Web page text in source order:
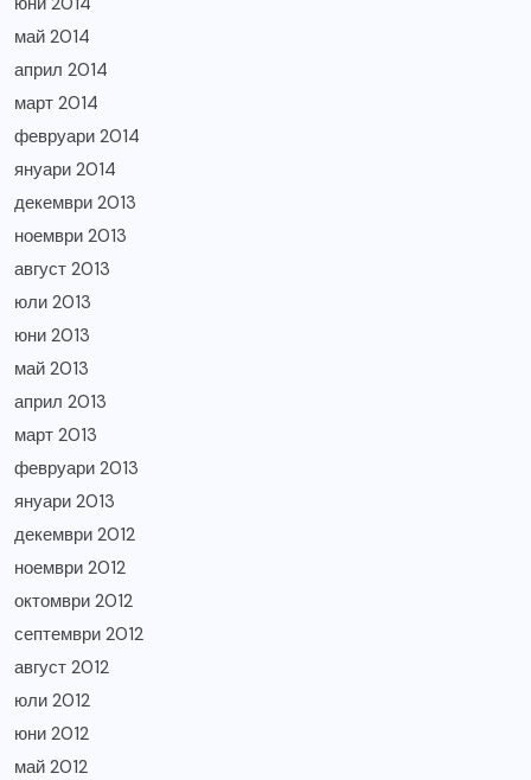
май 2014
април 2014
март 2014
февруари 2014
януари 2014
декември 2013
ноември 2013
август 2013
юли 2013
юни 2013
май 2013
април 2013
март 2013
февруари 2013
януари 2013
декември 2012
ноември 2012
октомври 2012
септември 2012
август 2012
юли 2012
юни 2012
май 2012